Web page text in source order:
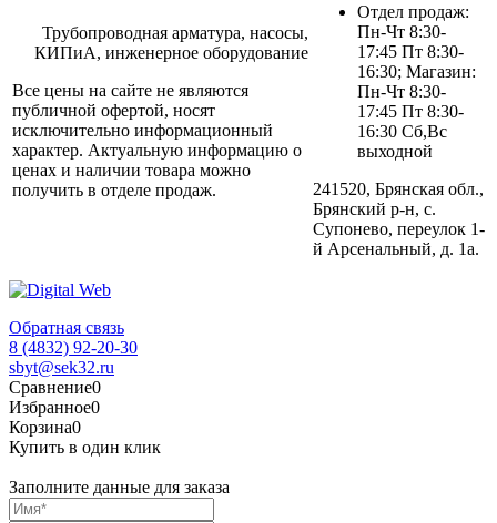
Трубопроводная арматура, насосы,
КИПиА, инженерное оборудование
Все цены на сайте не являются
публичной офертой, носят
исключительно информационный
характер. Актуальную информацию о
ценах и наличии товара можно
получить в отделе продаж.
Отдел продаж:
Пн-Чт 8:30-
17:45 Пт 8:30-
16:30; Магазин:
Пн-Чт 8:30-
17:45 Пт 8:30-
16:30 Сб,Вс
выходной
241520, Брянская обл.,
Брянский р-н, с.
Супонево, переулок 1-
й Арсенальный, д. 1а.
Обратная связь
8 (4832) 92-20-30
sbyt@sek32.ru
Сравнение0
Избранное0
Корзина0
Купить в один клик
Заполните данные для заказа